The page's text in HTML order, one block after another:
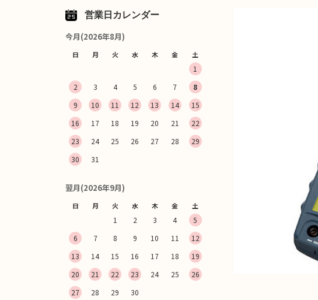
営業日カレンダー
今月(2026年8月)
日 月 火 水 木 金 土
1
2
3 4 5 6 7
8
9
10 11 12 13 14
15
16
17 18 19 20 21
22
23
24 25 26 27 28
29
30
31
翌月(2026年9月)
日 月 火 水 木 金 土
1 2 3 4
5
6
7 8 9 10 11
12
13
14 15 16 17 18
19
20
21 22 23 24 25
26
27
28 29 30